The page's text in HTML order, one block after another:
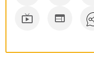
 